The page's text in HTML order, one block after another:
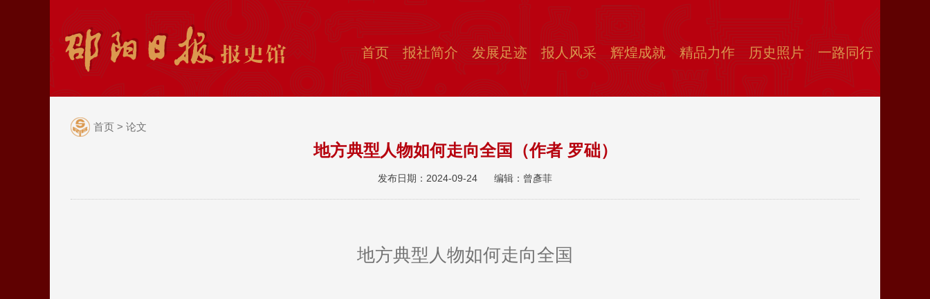
首页 报社简介 发展足迹 报人风采 辉煌成就 精品力作 历史照片 一路同行
首页 > 论文
地方典型人物如何走向全国（作者 罗础）
发布日期：2024-09-24 编辑：曾彥菲
地方典型人物如何走向全国